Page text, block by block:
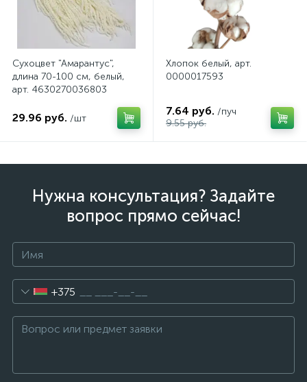
Сухоцвет "Амарантус",
длина 70-100 см, белый,
арт. 4630270036803
29.96 руб. /шт
Хлопок белый, арт.
0000017593
7.64 руб. /пуч
9.55 руб.
Нужна консультация? Задайте
вопрос прямо сейчас!
+375